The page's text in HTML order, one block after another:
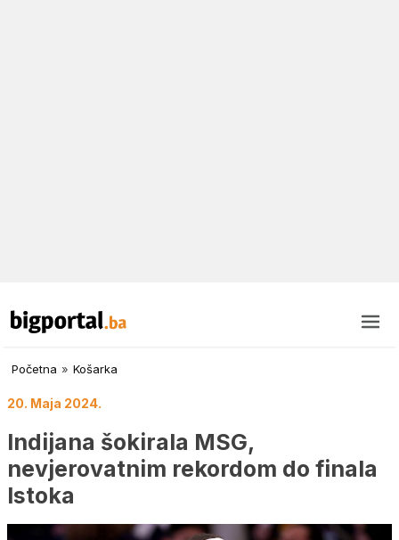
Početna » Košarka
20. Maja 2024.
Indijana šokirala MSG,
nevjerovatnim rekordom do finala
Istoka